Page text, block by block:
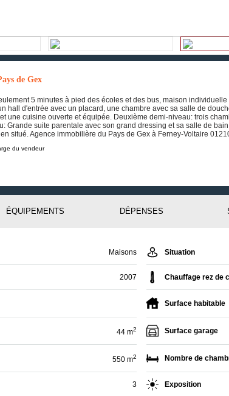
de Gex
5 minutes à pied des écoles et des bus, maison
hall d'entrée avec un placard, une chambre avec sa salle de
une cuisine ouverte et équipée. Deuxième demi-niveau: trois
Grande suite parentale avec son grand dressing et sa salle de
situé. Agence immobilière du Pays de Gex à Ferney-Voltaire
du vendeur
ÉQUIPEMENTS DÉPENSES
Maisons Situation
2007 Chauffage rez de
Surface habitable
44 m2 Surface garage
550 m2 Nombre de
3 Exposition